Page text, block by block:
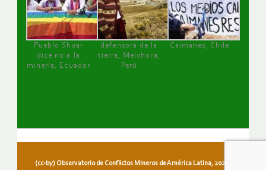
Pueblo Shuar
dice no a la
minería, Ecuador
defensora de la
tierra, Melchora,
Perú
Caimanes, Chile
(cc-by) Observatorio de Conflictos Mineros de América Latina, 2026